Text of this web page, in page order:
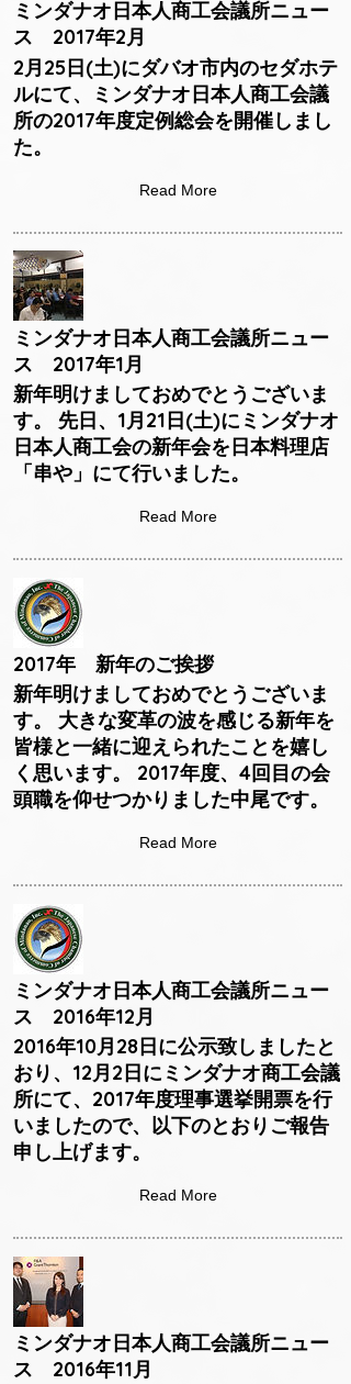
ミンダナオ日本人商工会議所ニュー
ス 2017年2月
2月25日(土)にダバオ市内のセダホテ
ルにて、ミンダナオ日本人商工会議
所の2017年度定例総会を開催しまし
た。
Read More
ミンダナオ日本人商工会議所ニュー
ス 2017年1月
新年明けましておめでとうございま
す。 先日、1月21日(土)にミンダナオ
日本人商工会の新年会を日本料理店
「串や」にて行いました。
Read More
2017年 新年のご挨拶
新年明けましておめでとうございま
す。 大きな変革の波を感じる新年を
皆様と一緒に迎えられたことを嬉し
く思います。 2017年度、4回目の会
頭職を仰せつかりました中尾です。
Read More
ミンダナオ日本人商工会議所ニュー
ス 2016年12月
2016年10月28日に公示致しましたと
おり、12月2日にミンダナオ商工会議
所にて、2017年度理事選挙開票を行
いましたので、以下のとおりご報告
申し上げます。
Read More
ミンダナオ日本人商工会議所ニュー
ス 2016年11月